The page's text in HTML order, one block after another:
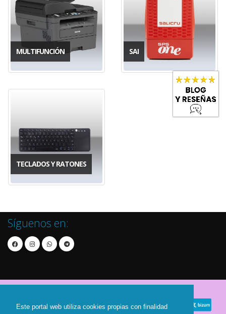
Este portal web utiliza cookies propias con finalidad
MULTIFUNCIÓN SAI
TECLADOS Y RATONES
Síguenos en: